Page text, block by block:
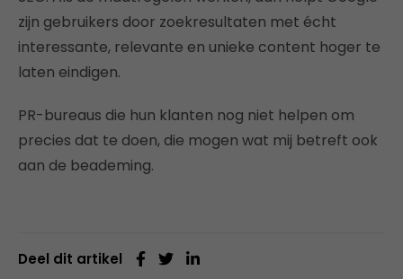
zijn gebruikers door zoekresultaten met écht
interessante, relevante en unieke content hoger te
laten eindigen.
PR-bureaus die hun klanten nog niet helpen om
precies dat te doen, die mogen wat mij betreft ook
aan de beademing.
Deel dit artikel